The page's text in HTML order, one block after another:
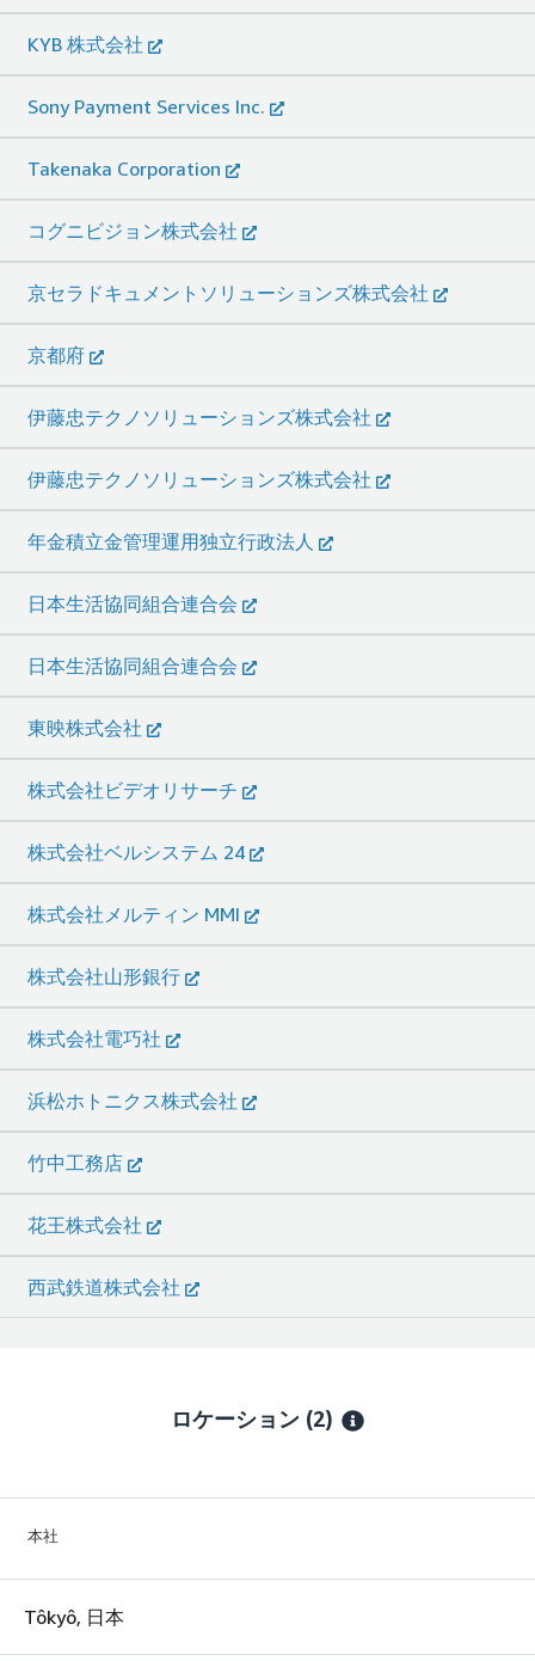
KYB 株式会社
Sony Payment Services Inc.
Takenaka Corporation
コグニビジョン株式会社
京セラドキュメントソリューションズ株式会社
京都府
伊藤忠テクノソリューションズ株式会社
伊藤忠テクノソリューションズ株式会社
年金積立金管理運用独立行政法人
日本生活協同組合連合会
日本生活協同組合連合会
東映株式会社
株式会社ビデオリサーチ
株式会社ベルシステム 24
株式会社メルティン MMI
株式会社山形銀行
株式会社電巧社
浜松ホトニクス株式会社
竹中工務店
花王株式会社
西武鉄道株式会社
ロケーション (2)
本社
Tôkyô, 日本